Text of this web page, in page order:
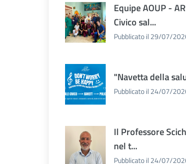
Equipe AOUP -
Civico sal...
Pubblicato il 29/07/
"Navetta della
Pubblicato il 24/07/
Il Professore
nel t...
Pubblicato il 24/07/